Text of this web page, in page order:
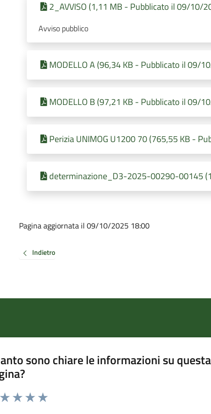
2_AVVISO (1,11 MB - Pubblicato il 09/10/
Avviso pubblico
MODELLO A (96,34 KB - Pubblicato il 09/
MODELLO B (97,21 KB - Pubblicato il 09/
Perizia UNIMOG U1200 70 (765,55 KB -
determinazione_D3-2025-00290-00145
Pagina aggiornata il 09/10/2025 18:00
Indietro
sono chiare le informazioni su questa
da 1 a 5 stelle la pagina